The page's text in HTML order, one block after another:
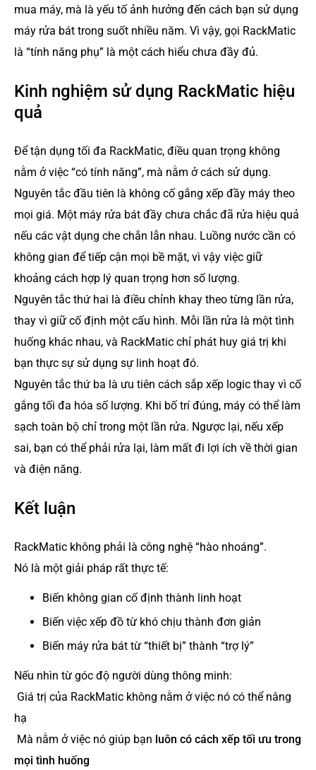
mua máy, mà là yếu tố ảnh hưởng đến cách bạn sử dụng
máy rửa bát trong suốt nhiều năm. Vì vậy, gọi RackMatic
là “tính năng phụ” là một cách hiểu chưa đầy đủ.
Kinh nghiệm sử dụng RackMatic hiệu
quả
Để tận dụng tối đa RackMatic, điều quan trọng không
nằm ở việc “có tính năng”, mà nằm ở cách sử dụng.
Nguyên tắc đầu tiên là không cố gắng xếp đầy máy theo
mọi giá. Một máy rửa bát đầy chưa chắc đã rửa hiệu quả
nếu các vật dụng che chắn lẫn nhau. Luồng nước cần có
không gian để tiếp cận mọi bề mặt, vì vậy việc giữ
khoảng cách hợp lý quan trọng hơn số lượng.
Nguyên tắc thứ hai là điều chỉnh khay theo từng lần rửa,
thay vì giữ cố định một cấu hình. Mỗi lần rửa là một tình
huống khác nhau, và RackMatic chỉ phát huy giá trị khi
bạn thực sự sử dụng sự linh hoạt đó.
Nguyên tắc thứ ba là ưu tiên cách sắp xếp logic thay vì cố
gắng tối đa hóa số lượng. Khi bố trí đúng, máy có thể làm
sạch toàn bộ chỉ trong một lần rửa. Ngược lại, nếu xếp
sai, bạn có thể phải rửa lại, làm mất đi lợi ích về thời gian
và điện năng.
Kết luận
RackMatic không phải là công nghệ “hào nhoáng”.
Nó là một giải pháp rất thực tế:
Biến không gian cố định thành linh hoạt
Biến việc xếp đồ từ khó chịu thành đơn giản
Biến máy rửa bát từ “thiết bị” thành “trợ lý”
Nếu nhìn từ góc độ người dùng thông minh:
Giá trị của RackMatic không nằm ở việc nó có thể nâng
hạ
Mà nằm ở việc nó giúp bạn luôn có cách xếp tối ưu trong
mọi tình huống